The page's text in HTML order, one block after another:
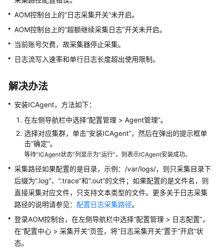
明
快
入
户
指
南
最
佳
实
践
API
参
考
AOM控制台上的“日志采集开关”未开启。
AOM控制台上的“超额继续采集日志”开关未开启。
当前账号欠费，故采集器停止采集。
日志流写入速率和单行日志长度超出使用限制。
解决办法
安装ICAgent，方法如下：
在左侧导航栏中选择“配置管理 > Agent管理”。
选择对应集群，单击“安装ICAgent”，然后在弹出的提示框单
击“确定”。
等待“ICAgent状态”列显示为“运行”，则表示ICAgent安装成功。
采集路径如果配置的是目录，示例：/var/logs/，则只采集目录下
后缀为“.log”、“.trace”和“.out”的文件；如果配置的是文件名，则
直接采集对应文件，只支持文本类型的文件。更多关于日志采集
路径的说明请参见： 配置日志采集路径。
登录AOM控制台，在左侧导航栏中选择“配置管理 > 日志配置”，
在“配置中心 > 采集开关”页签，将“日志采集开关”置于“开启”状
态。